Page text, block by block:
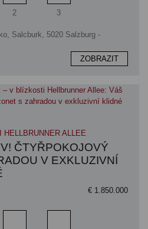
Koupelna
2
Ložnice
3
Salcburk, 5020 Salzburg -
ZOBRAZIT
ALLEE
ČTYŘPOKOJOVÝ
V EXKLUZIVNÍ
€ 1.850.000